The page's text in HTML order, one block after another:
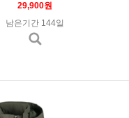
29,900원
남은기간 144일